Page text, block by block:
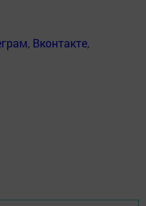
, Вконтакте,